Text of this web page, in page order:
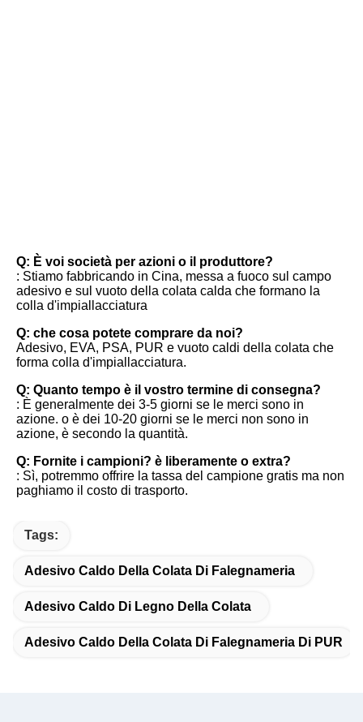
Q: È voi società per azioni o il produttore?
: Stiamo fabbricando in Cina, messa a fuoco sul campo
adesivo e sul vuoto della colata calda che formano la
colla d'impiallacciatura
Q: che cosa potete comprare da noi?
Adesivo, EVA, PSA, PUR e vuoto caldi della colata che
forma colla d'impiallacciatura.
Q: Quanto tempo è il vostro termine di consegna?
: È generalmente dei 3-5 giorni se le merci sono in
azione. o è dei 10-20 giorni se le merci non sono in
azione, è secondo la quantità.
Q: Fornite i campioni? è liberamente o extra?
: Sì, potremmo offrire la tassa del campione gratis ma non
paghiamo il costo di trasporto.
Tags:
Adesivo Caldo Della Colata Di Falegnameria
Adesivo Caldo Di Legno Della Colata
Adesivo Caldo Della Colata Di Falegnameria Di PUR